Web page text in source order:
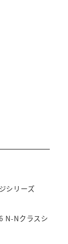
シリーズ
N-Nクラスシ